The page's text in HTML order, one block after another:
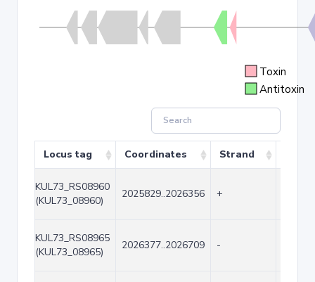
Toxin
Antitoxin
Locus tag Coordinates Strand
KUL73_RS08960
(KUL73_08960)
2025829..2026356 +
KUL73_RS08965
(KUL73_08965)
2026377..2026709 -